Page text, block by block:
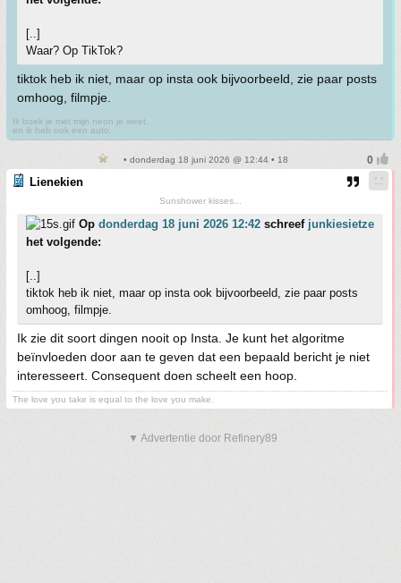
[..]
Waar? Op TikTok?
tiktok heb ik niet, maar op insta ook bijvoorbeeld, zie paar posts
omhoog, filmpje.
Ik boek je met mijn neon je weet.
en ik heb ook een auto.
• donderdag 18 juni 2026 @ 12:44 • 18
Lienekien
Sunshower kisses...
Op donderdag 18 juni 2026 12:42 schreef junkiesietze
het volgende:
[..]
tiktok heb ik niet, maar op insta ook bijvoorbeeld, zie paar posts
omhoog, filmpje.
Ik zie dit soort dingen nooit op Insta. Je kunt het algoritme
beïnvloeden door aan te geven dat een bepaald bericht je niet
interesseert. Consequent doen scheelt een hoop.
The love you take is equal to the love you make.
▼ Advertentie door Refinery89